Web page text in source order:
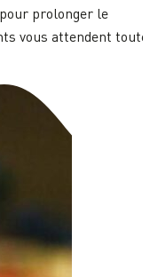
prolonger le
vous attendent toute